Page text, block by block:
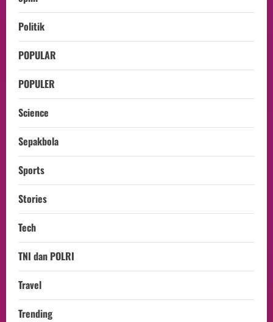
Politik
POPULAR
POPULER
Science
Sepakbola
Sports
Stories
Tech
TNI dan POLRI
Travel
Trending